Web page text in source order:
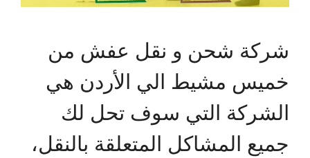
شركة شحن و نقل عفش من
خميس مشيط الي الأردن هي
الشركة التي سوف تحل لك
جميع المشاكل المتعلقة بالنقل،